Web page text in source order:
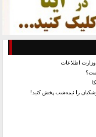
را نیمه‌شب پخش کنید!